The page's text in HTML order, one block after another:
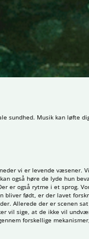
sundhed. Musik kan løfte
vi er levende væsener.
også høre de lyde hun
er også rytme i et sprog.
født, er der lavet
Allerede der er scenen
vil sige, at de ikke vil
forskellige